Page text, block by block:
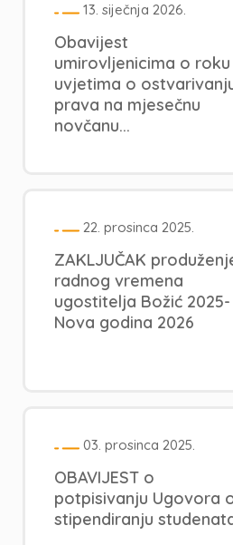
13. siječnja 2026.
Obavijest
umirovljenicima o roku
uvjetima o
prava na mjesečnu
novčanu...
22. prosinca 2025.
ZAKLJUČAK
radnog vremena
ugostitelja Božić 2025-
Nova godina 2026
03. prosinca 2025.
OBAVIJEST o
potpisivanju Ugovora
stipendiranju